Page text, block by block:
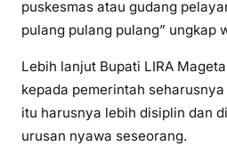
puskesmas atau gudang
pulang pulang pulang” ungkap
Lebih lanjut Bupati LIRA
kepada pemerintah
itu harusnya lebih disiplin dan
urusan nyawa seseorang.